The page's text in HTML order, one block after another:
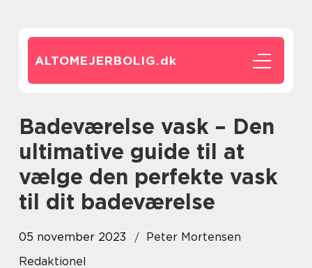
ALTOMEJERBOLIG.dk
Badeværelse vask – Den
ultimative guide til at
vælge den perfekte vask
til dit badeværelse
05 november 2023
Peter Mortensen
Redaktionel